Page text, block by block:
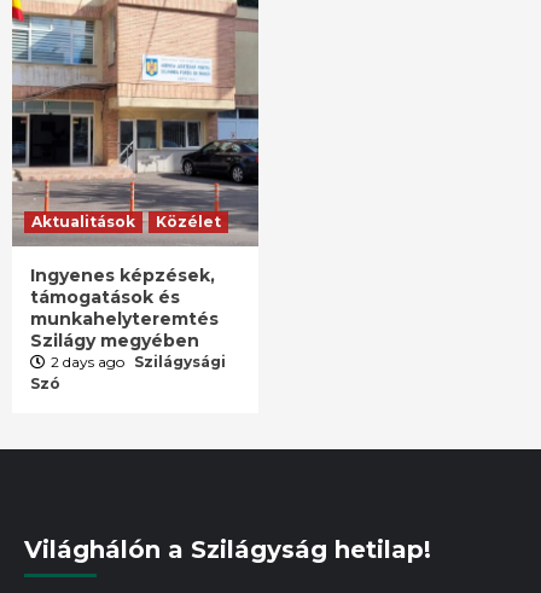
Aktualitások Közélet
Ingyenes képzések,
támogatások és
munkahelyteremtés
Szilágy megyében
2 days ago Szilágysági
Szó
Világhálón a Szilágyság hetilap!